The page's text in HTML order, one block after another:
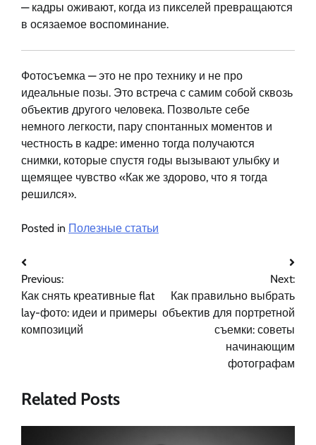
— кадры оживают, когда из пикселей превращаются
в осязаемое воспоминание.
Фотосъемка — это не про технику и не про
идеальные позы. Это встреча с самим собой сквозь
объектив другого человека. Позвольте себе
немного легкости, пару спонтанных моментов и
честность в кадре: именно тогда получаются
снимки, которые спустя годы вызывают улыбку и
щемящее чувство «Как же здорово, что я тогда
решился».
Posted in Полезные статьи
Навигация
по
записям
Previous:
Как снять креативные flat
lay-фото: идеи и примеры
композиций
Next:
Как правильно выбрать
объектив для портретной
съемки: советы
начинающим
фотографам
Related Posts